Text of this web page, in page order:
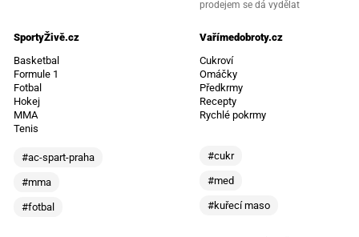
prodejem se dá vydělat
SportyŽivě.cz
Basketbal
Formule 1
Fotbal
Hokej
MMA
Tenis
#ac-spart-praha
#mma
#fotbal
Vařímedobroty.cz
Cukroví
Omáčky
Předkrmy
Recepty
Rychlé pokrmy
#cukr
#med
#kuřecí maso